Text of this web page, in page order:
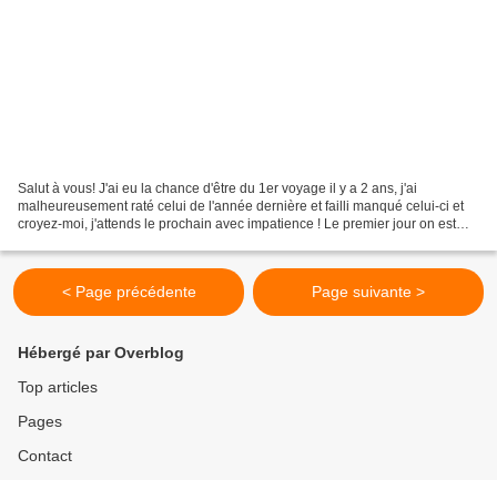
Salut à vous! J'ai eu la chance d'être du 1er voyage il y a 2 ans, j'ai
malheureusement raté celui de l'année dernière et failli manqué celui-ci et
croyez-moi, j'attends le prochain avec impatience ! Le premier jour on est
< Page précédente Page suivante >
Hébergé par Overblog
Top articles
Pages
Contact